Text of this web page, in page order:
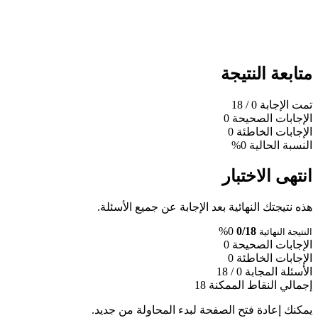
متابعة النتيجة
تمت الإجابة 0
/ 18
الإجابات الصحيحة 0
الإجابات الخاطئة 0
النسبة الحالية 0%
انتهى الاختبار
هذه نتيجتك النهائية بعد الإجابة عن جميع الأسئلة.
النتيجة النهائية 0/18
0%
الإجابات الصحيحة 0
الإجابات الخاطئة 0
الأسئلة المجابة 0 / 18
إجمالي النقاط الممكنة 18
يمكنك إعادة فتح الصفحة لبدء المحاولة من جديد.